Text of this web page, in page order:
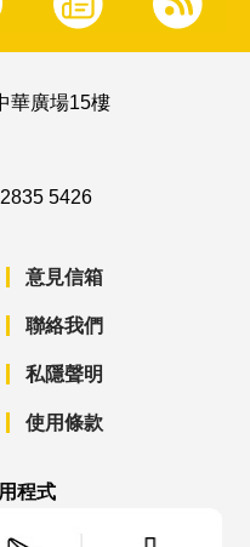
華廣場15樓
5426
意見信箱
聯絡我們
私隱聲明
使用條款
程式